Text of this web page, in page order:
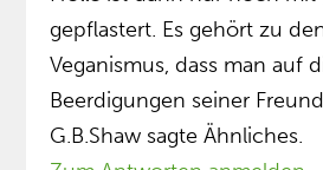
gepflastert. Es gehört zu
Veganismus, dass man auf
Beerdigungen seiner
G.B.Shaw sagte Ähnliches.